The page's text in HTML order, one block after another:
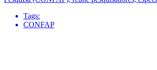
Tags:
CONFAP